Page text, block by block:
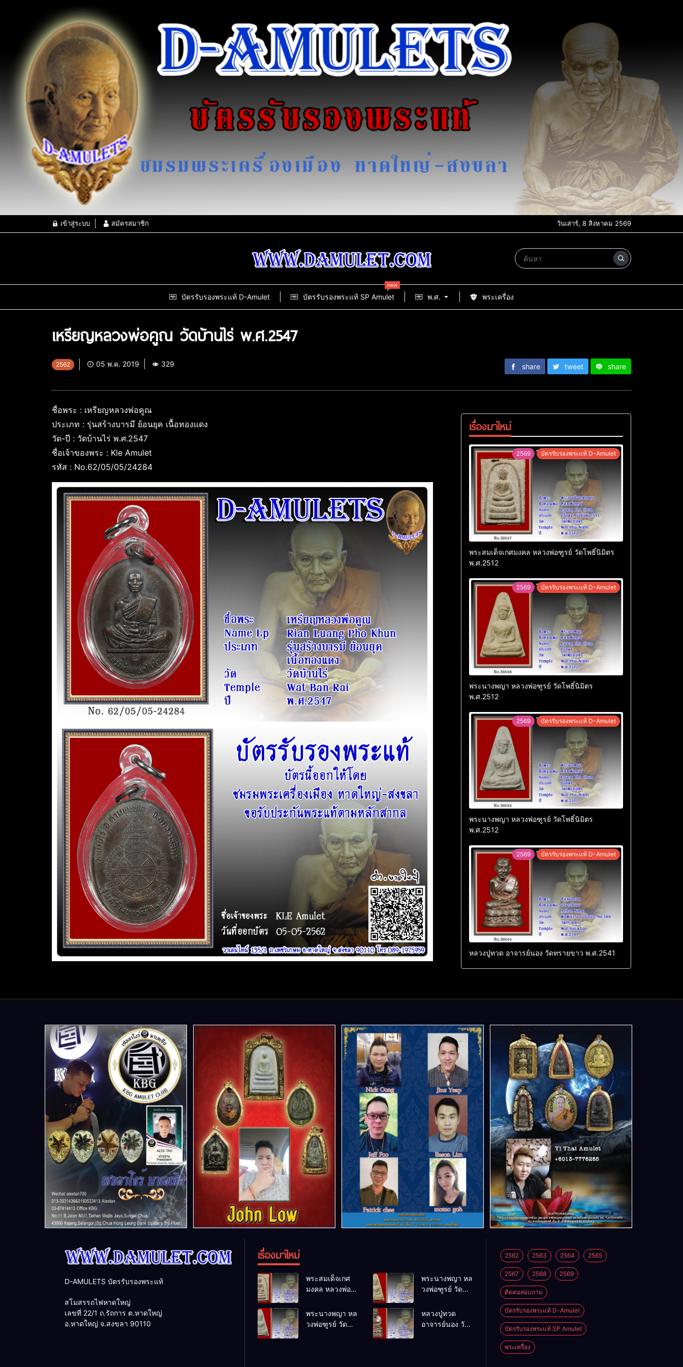
เข้าสู่ระบบ สมัครสมาชิก วันเสาร์, 8 สิงหาคม 2569
บัตรรับรองพระแท้ D-Amulet บัตรรับรองพระแท้ SP Amulet
new
พ.ศ. พระเครื่อง
เหรียญหลวงพ่อคูณ วัดบ้านไร่ พ.ศ.2547
2562 05 พ.ค. 2019 329 share tweet share
ชื่อพระ : เหรียญหลวงพ่อคูณ
ประเภท : รุ่นสร้างบารมี ย้อนยุค เนื้อทองแดง
วัด-ปี : วัดบ้านไร่ พ.ศ.2547
ชื่อเจ้าของพระ : Kle Amulet
รหัส : No.62/05/05/24284
เรื่องมาใหม่
2569 บัตรรับรองพระแท้ D-Amulet
พระสมเด็จเกศมงคล หลวงพ่อฑูรย์ วัดโพธิ์นิมิตร
พ.ศ.2512
2569 บัตรรับรองพระแท้ D-Amulet
พระนางพญา หลวงพ่อฑูรย์ วัดโพธิ์นิมิตร
พ.ศ.2512
2569 บัตรรับรองพระแท้ D-Amulet
พระนางพญา หลวงพ่อฑูรย์ วัดโพธิ์นิมิตร
พ.ศ.2512
2569 บัตรรับรองพระแท้ D-Amulet
หลวงปู่ทวด อาจารย์นอง วัดทรายขาว พ.ศ.2541
D-AMULETS บัตรรับรองพระแท้
สโมสรรถไฟหาดใหญ่
เลขที่ 22/1 ถ.รัถการ ต.หาดใหญ่
อ.หาดใหญ่ จ.สงขลา 90110
เรื่องมาใหม่
พระสมเด็จเกศ
มงคล หลวงพ่อ
โพธิ์นิมิตร
พ.ศ.2512
พระนางพญา หล
วงพ่อฑูรย์ วัด
พ.ศ.2512
พระนางพญา หล
วงพ่อฑูรย์ วัด
หลวงปู่ทวด
อาจารย์นอง วัด
2562 2563 2564 2565
2567 2568 2569
ติดต่อสอบถาม
บัตรรับรองพระแท้ D-Amulet
บัตรรับรองพระแท้ SP Amulet
พระเครื่อง